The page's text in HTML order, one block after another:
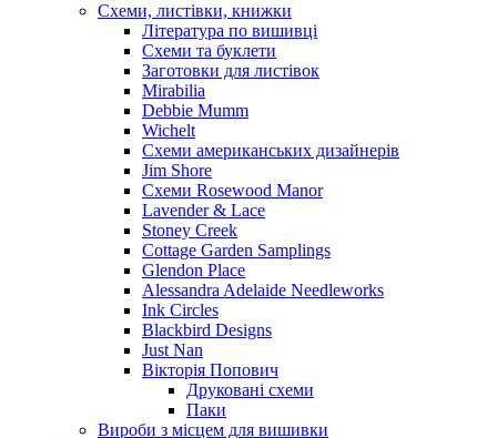
Схеми, листівки, книжки
Література по вишивці
Схеми та буклети
Заготовки для листівок
Mirabilia
Debbie Mumm
Wichelt
Схеми американських дизайнерів
Jim Shore
Cхеми Rosewood Manor
Lavender & Lace
Stoney Creek
Cottage Garden Samplings
Glendon Place
Alessandra Adelaide Needleworks
Ink Circles
Blackbird Designs
Just Nan
Вікторія Попович
Друковані схеми
Паки
Вироби з місцем для вишивки